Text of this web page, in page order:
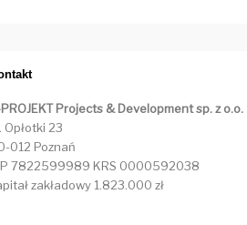
Projects & Development sp. z o.o.
Opłotki 23
012 Poznań
7822599989 KRS 0000592038
zakładowy 1.823.000 zł